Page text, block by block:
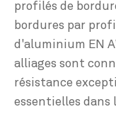
profilés de
bordures par
d'aluminium EN
alliages sont
résistance
essentielles dans